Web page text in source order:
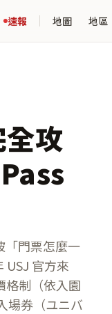
速報 地圖 地區
全攻
「門票怎麼一
USJ 官方來
格制（依入園
場券（ユニバ